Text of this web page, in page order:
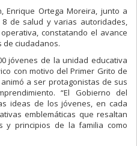
Enrique Ortega Moreira, junto a
de salud y varias autoridades,
constatando el avance
de ciudadanos.
jóvenes de la unidad educativa
con motivo del Primer Grito de
a ser protagonistas de sus
“El Gobierno del
ideas de los jóvenes, en cada
emblemáticas que resaltan
y principios de la familia como